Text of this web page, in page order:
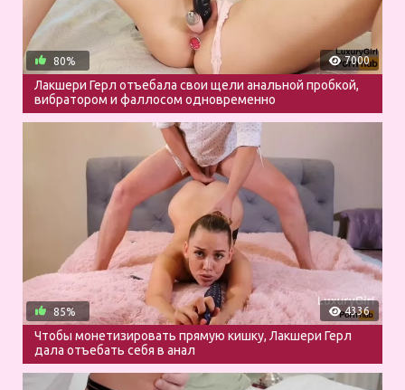
7000
80%
Лакшери Герл отъебала свои щели анальной пробкой,
вибратором и фаллосом одновременно
4336
85%
Чтобы монетизировать прямую кишку, Лакшери Герл
дала отъебать себя в анал